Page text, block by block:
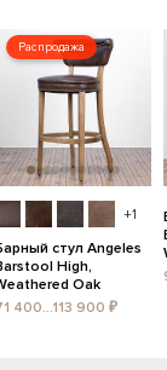
Распродажа
+1
стул Angeles
High,
Oak
400...113 900 ₽